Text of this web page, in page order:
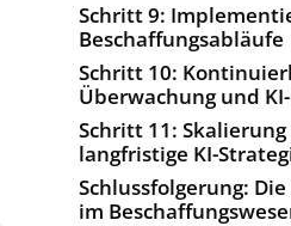
Schritt 9:
Beschaffungsabläufe
Schritt 10:
Überwachung und
Schritt 11:
langfristige KI-
Schlussfolgerung:
im